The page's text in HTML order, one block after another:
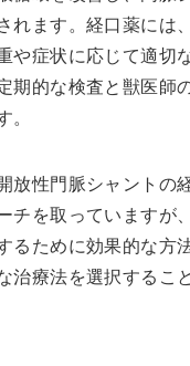
れます。経口薬には
や症状に応じて適切
期的な検査と獣医師
放性門脈シャントの
チを取っていますが
るために効果的な方
治療法を選択するこ